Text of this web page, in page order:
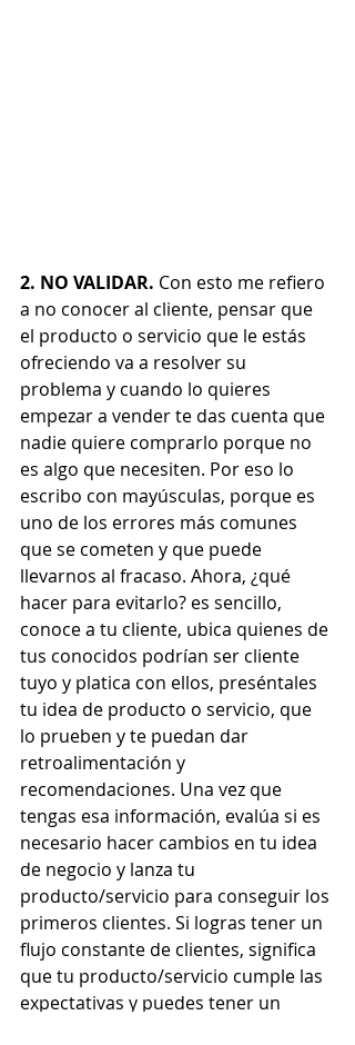
2. NO VALIDAR. Con esto me refiero
a no conocer al cliente, pensar que
el producto o servicio que le estás
ofreciendo va a resolver su
problema y cuando lo quieres
empezar a vender te das cuenta que
nadie quiere comprarlo porque no
es algo que necesiten. Por eso lo
escribo con mayúsculas, porque es
uno de los errores más comunes
que se cometen y que puede
llevarnos al fracaso. Ahora, ¿qué
hacer para evitarlo? es sencillo,
conoce a tu cliente, ubica quienes de
tus conocidos podrían ser cliente
tuyo y platica con ellos, preséntales
tu idea de producto o servicio, que
lo prueben y te puedan dar
retroalimentación y
recomendaciones. Una vez que
tengas esa información, evalúa si es
necesario hacer cambios en tu idea
de negocio y lanza tu
producto/servicio para conseguir los
primeros clientes. Si logras tener un
flujo constante de clientes, significa
que tu producto/servicio cumple las
expectativas y puedes tener un